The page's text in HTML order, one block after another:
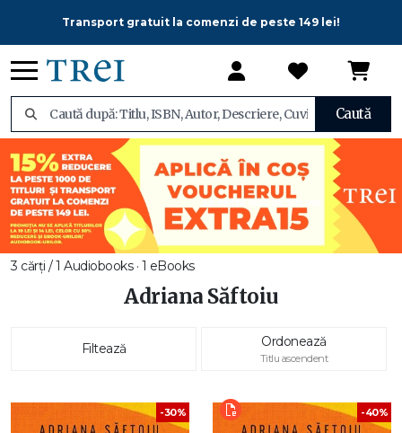
Transport gratuit la comenzi de peste 149 lei!
Caută
3 cărți / 1 Audiobooks · 1 eBooks
Adriana Săftoiu
Filtează Ordonează
Titlu ascendent
-30% -40%